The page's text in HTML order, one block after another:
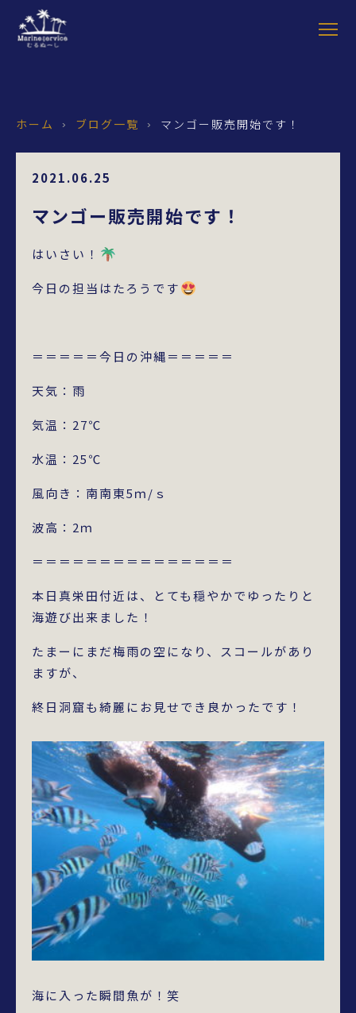
ホーム › ブログ一覧 › マンゴー販売開始です！
2021.06.25
マンゴー販売開始です！
はいさい！
今日の担当はたろうです
＝＝＝＝＝今日の沖縄＝＝＝＝＝
天気：雨
気温：27℃
水温：25℃
風向き：南南東5ｍ/ｓ
波高：2ｍ
＝＝＝＝＝＝＝＝＝＝＝＝＝＝＝
本日真栄田付近は、とても穏やかでゆったりと
海遊び出来ました！
たまーにまだ梅雨の空になり、スコールがあり
ますが、
終日洞窟も綺麗にお見せでき良かったです！
海に入った瞬間魚が！笑